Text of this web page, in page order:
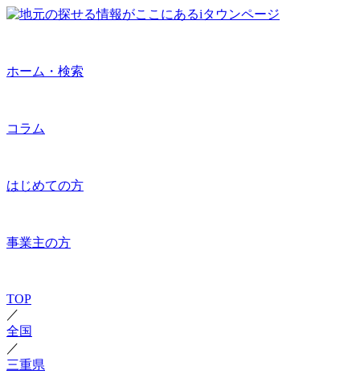
ホーム・検索
コラム
はじめての方
事業主の方
TOP
／
全国
／
三重県